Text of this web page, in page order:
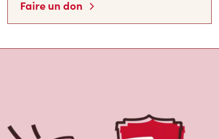
Faire un don